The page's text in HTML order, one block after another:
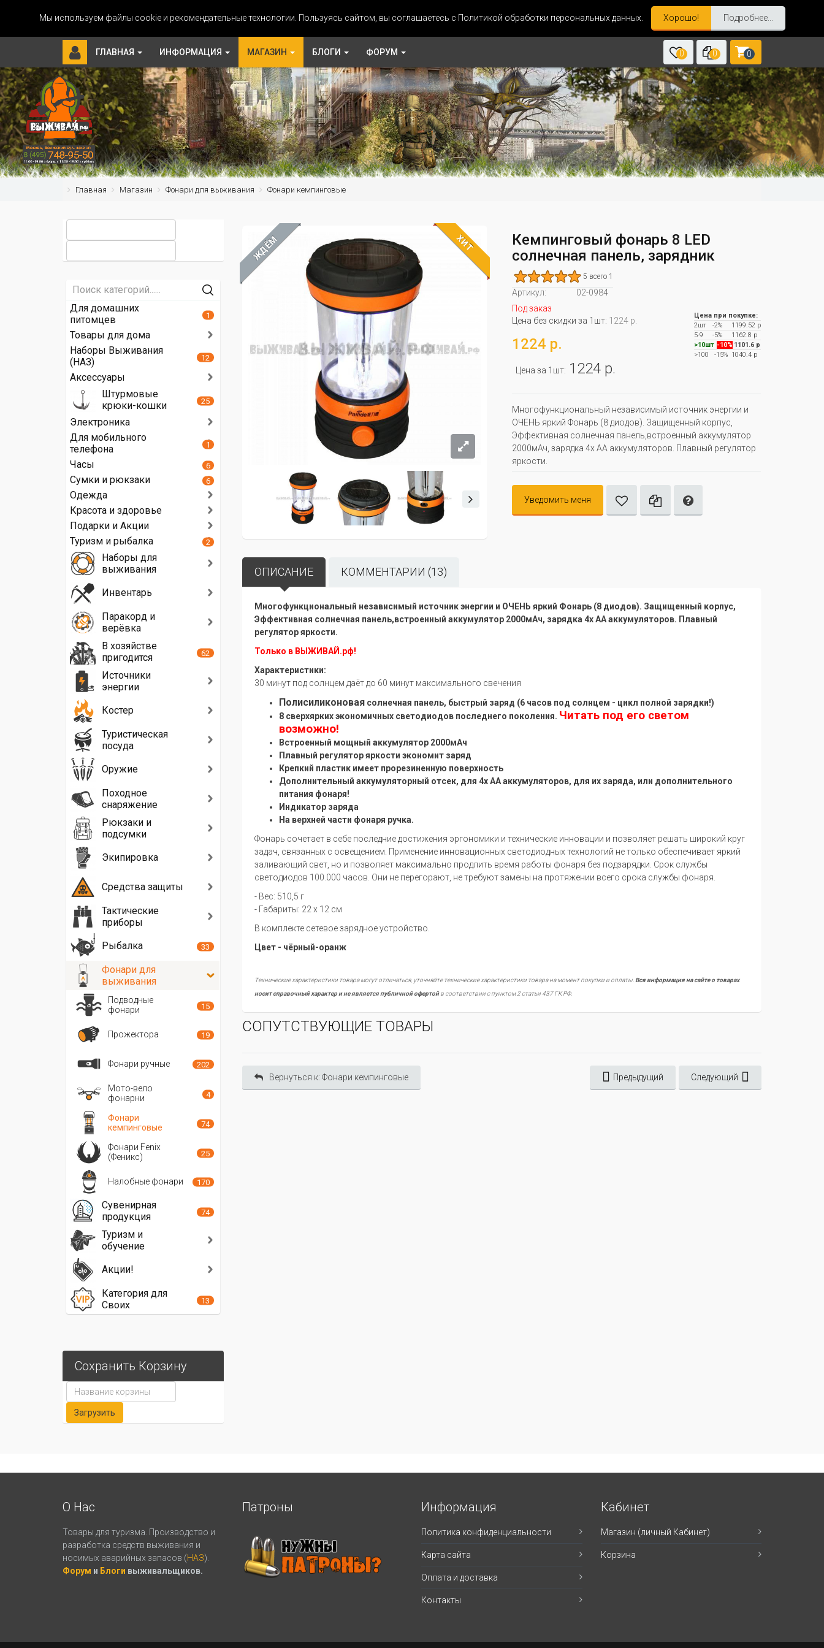
Мы используем файлы cookie и рекомендательные технологии. Пользуясь сайтом, вы соглашаетесь с Политикой обработки персональных данных. Хорошо! Подробнее...
ГЛАВНАЯ ИНФОРМАЦИЯ МАГАЗИН БЛОГИ ФОРУМ 0 0 0
Главная Магазин Фонари для выживания Фонари кемпинговые
ЖДЁМ ХИТ
Кемпинговый фонарь 8 LED
солнечная панель, зарядник
5 всего 1
Артикул:
02-0984
Под заказ
Цена без скидки за 1шт: 1224 р.
1224 р.
Цена за 1шт: 1224 р.
Цена при покупке:
2шт
-2%
1199.52 р
5-9
-5%
1162.8 р
>10шт -10% 1101.6 р
>100
-15%1040.4 р
Многофункциональный независимый источник энергии и
ОЧЕНЬ яркий Фонарь (8 диодов). Защищенный корпус,
Эффективная солнечная панель,встроенный аккумулятор
2000мАч, зарядка 4х АА аккумуляторов. Плавный регулятор
яркости.
Уведомить меня
ОПИСАНИЕ КОММЕНТАРИИ (13)
Многофункциональный независимый источник энергии и ОЧЕНЬ яркий Фонарь (8 диодов). Защищенный корпус,
Эффективная солнечная панель,встроенный аккумулятор 2000мАч, зарядка 4х АА аккумуляторов. Плавный
регулятор яркости.
Только в ВЫЖИВАЙ.рф!
Характеристики:
30 минут под солнцем даёт до 60 минут максимального свечения
Полисиликоноваясолнечная панель, быстрый заряд (6 часов под солнцем - цикл полной зарядки!)
8 сверхярких экономичных светодиодов последнего поколения. Читать под его светом
возможно!
Встроенный мощный аккумулятор 2000мАч
Плавный регулятор яркости экономит заряд
Крепкий пластик имеет прорезиненную поверхность
Дополнительный аккумуляторный отсек, для 4х АА аккумуляторов, для их заряда, или дополнительного
питания фонаря!
Индикатор заряда
На верхней части фонаря ручка.
Фонарь сочетает в себе последние достижения эргономики и технические инновации и позволяет решать широкий круг
задач, связанных с освещением. Применение инновационных светодиодных технологий не только обеспечивает яркий
заливающий свет, но и позволяет максимально продлить время работы фонаря без подзарядки. Срок службы
светодиодов 100.000 часов. Они не перегорают, не требуют замены на протяжении всего срока службы фонаря.
- Вес: 510,5 г
- Габариты: 22 х 12 см
В комплекте сетевое зарядное устройство.
Цвет - чёрный-оранж
Технические характеристики товара могут отличаться, уточняйте технические характеристики товара на момент покупки и оплаты. Вся информация на сайте о товарах
носит справочный характер и не является публичной офертойв соответствии с пунктом 2 статьи 437 ГК РФ.
СОПУТСТВУЮЩИЕ ТОВАРЫ
Вернуться к: Фонари кемпинговые Предыдущий Следующий
Для домашних
питомцев
1
Товары для дома
Наборы Выживания
(НАЗ)
12
Аксессуары
Штурмовые
крюки-кошки
25
Электроника
Для мобильного
телефона
1
Часы 6
Сумки и рюкзаки 6
Одежда
Красота и здоровье
Подарки и Акции
Туризм и рыбалка
2
Наборы для
выживания
Инвентарь
Паракорд и
верёвка
В хозяйстве
пригодится
62
Источники
энергии
Костер
Туристическая
посуда
Оружие
Походное
снаряжение
Рюкзаки и
подсумки
Экипировка
Средства защиты
Тактические
приборы
Рыбалка
33
Фонари для
выживания
Подводные
фонари
15
Прожектора 19
Фонари ручные 202
Мото-вело
фонарни
4
Фонари
кемпинговые
74
Фонари Fenix
(Феникс)
25
Налобные фонари 170
Сувенирная
продукция
74
Туризм и
обучение
Акции!
Категория для
Своих
13
Сохранить Корзину
О Нас
Товары для туризма. Производство и
разработка средств выживания и
носимых аварийных запасов (НАЗ).
Форум и Блоги выживальщиков.
Патроны Информация
Политика конфиденциальности
Карта сайта
Оплата и доставка
Контакты
Кабинет
Магазин (личный Кабинет)
Корзина